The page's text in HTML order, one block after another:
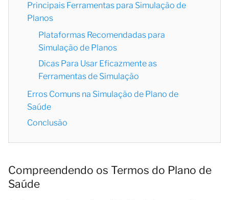
Principais Ferramentas para Simulação de
Planos
Plataformas Recomendadas para
Simulação de Planos
Dicas Para Usar Eficazmente as
Ferramentas de Simulação
Erros Comuns na Simulação de Plano de
Saúde
Conclusão
Compreendendo os Termos do Plano de
Saúde